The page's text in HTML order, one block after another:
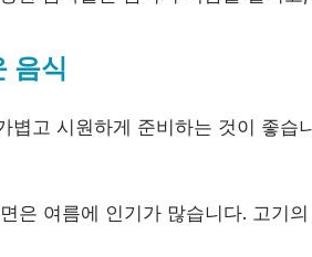
음식
볍고 시원하게 준비하는 것이 좋습
은 여름에 인기가 많습니다. 고기